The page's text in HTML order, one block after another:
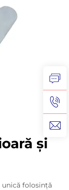
și
unică folosință